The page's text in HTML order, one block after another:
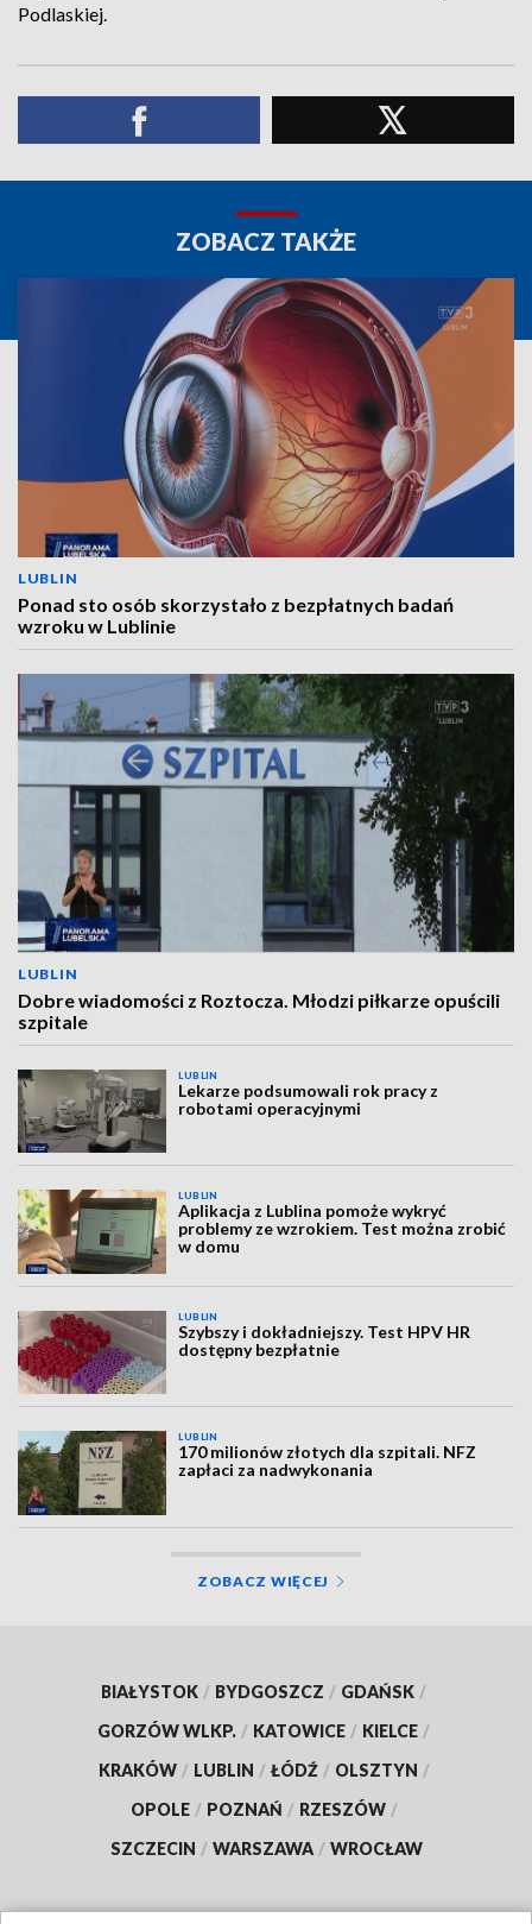
Podlaskiej.
ZOBACZ TAKŻE
LUBLIN
Ponad sto osób skorzystało z bezpłatnych badań
wzroku w Lublinie
LUBLIN
Dobre wiadomości z Roztocza. Młodzi piłkarze opuścili
szpitale
LUBLIN
Lekarze podsumowali rok pracy z
robotami operacyjnymi
LUBLIN
Aplikacja z Lublina pomoże wykryć
problemy ze wzrokiem. Test można zrobić
w domu
LUBLIN
Szybszy i dokładniejszy. Test HPV HR
dostępny bezpłatnie
LUBLIN
170 milionów złotych dla szpitali. NFZ
zapłaci za nadwykonania
ZOBACZ WIĘCEJ
BIAŁYSTOK / BYDGOSZCZ / GDAŃSK /
GORZÓW WLKP. / KATOWICE / KIELCE /
KRAKÓW / LUBLIN / ŁÓDŹ / OLSZTYN /
OPOLE / POZNAŃ / RZESZÓW /
SZCZECIN / WARSZAWA / WROCŁAW